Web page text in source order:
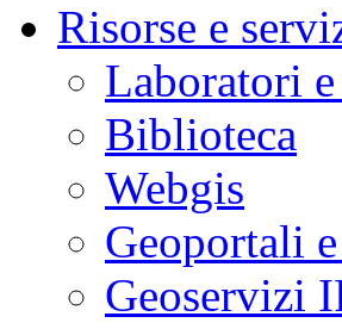
Risorse e
Laboratori
Biblioteca
Webgis
Geoportali
Geoservizi